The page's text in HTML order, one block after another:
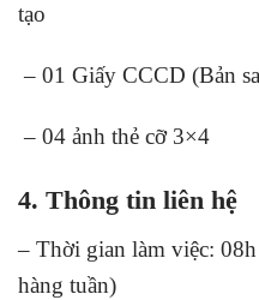
tạo
– 01 Giấy CCCD (Bản
– 04 ảnh thẻ cỡ 3×4
4. Thông tin liên hệ
– Thời gian làm việc:
hàng tuần)